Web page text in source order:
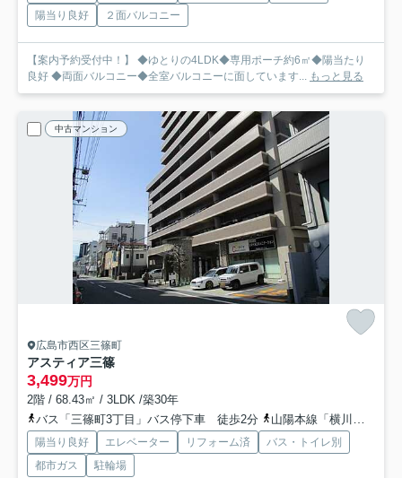
陽当り良好
２面バルコニー
【案内予約受付中！】 ◆ゆとりの4LDK◆専用ポーチ約6㎡◆陽当たり
良好 ◆両面バルコニー◆全室バルコニーに面しています... もっと見る
中古マンション
広島市西区三篠町
アスティア三篠
3,499万円
2階 / 68.43㎡ / 3LDK /築30年
バス「三篠町3丁目」バス停下車 徒歩2分
山陽本線「横川」駅 徒歩7分
陽当り良好 エレベーター リフォーム済
バス・トイレ別
都市ガス
駐輪場